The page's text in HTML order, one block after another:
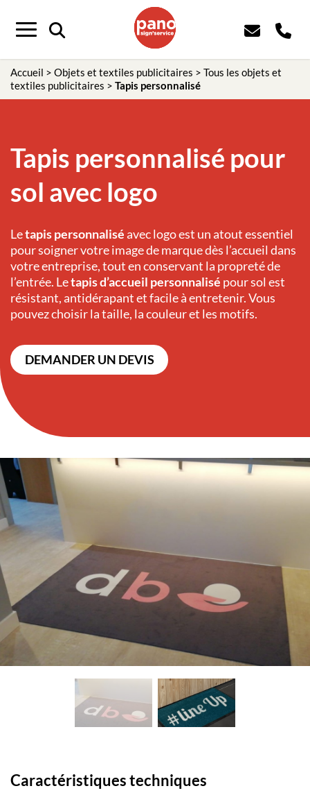
Menu
Accueil > Objets et textiles publicitaires > Tous les objets et
textiles publicitaires > Tapis personnalisé
Tapis personnalisé pour
sol avec logo
Letapis personnaliséavec logo est un atout essentiel
pour soigner votre image de marque dès l’accueil dans
votre entreprise, tout en conservant la propreté de
l’entrée. Letapis d’accueil personnalisé pour sol est
résistant, antidérapant et facile à entretenir. Vous
pouvez choisir la taille, la couleur et les motifs.
DEMANDER UN DEVIS
Caractéristiques techniques